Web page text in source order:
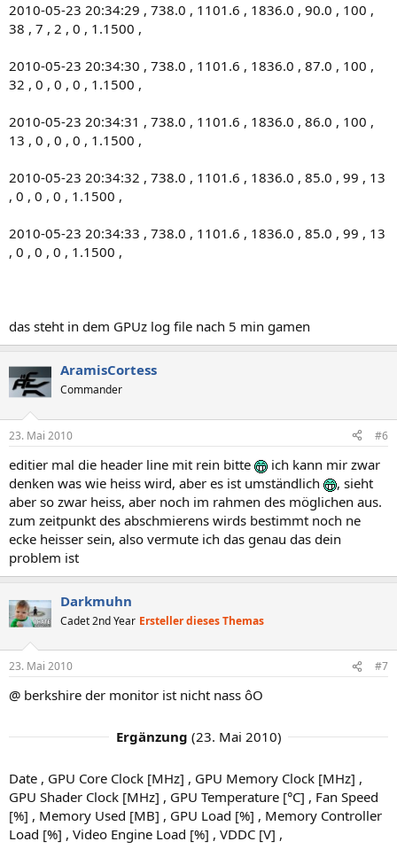
2010-05-23 20:34:29 , 738.0 , 1101.6 , 1836.0 , 90.0 , 100 ,
38 , 7 , 2 , 0 , 1.1500 ,
2010-05-23 20:34:30 , 738.0 , 1101.6 , 1836.0 , 87.0 , 100 ,
32 , 0 , 0 , 0 , 1.1500 ,
2010-05-23 20:34:31 , 738.0 , 1101.6 , 1836.0 , 86.0 , 100 ,
13 , 0 , 0 , 0 , 1.1500 ,
2010-05-23 20:34:32 , 738.0 , 1101.6 , 1836.0 , 85.0 , 99 , 13
, 0 , 0 , 0 , 1.1500 ,
2010-05-23 20:34:33 , 738.0 , 1101.6 , 1836.0 , 85.0 , 99 , 13
, 0 , 0 , 0 , 1.1500 ,
das steht in dem GPUz log file nach 5 min gamen
AramisCortess
Commander
23. Mai 2010 #6
editier mal die header line mit rein bitte
ich kann mir zwar
denken was wie heiss wird, aber es ist umständlich
, sieht
aber so zwar heiss, aber noch im rahmen des möglichen aus.
zum zeitpunkt des abschmierens wirds bestimmt noch ne
ecke heisser sein, also vermute ich das genau das dein
problem ist
Darkmuhn
Cadet 2nd Year Ersteller dieses Themas
23. Mai 2010 #7
@ berkshire der monitor ist nicht nass ôO
Ergänzung (23. Mai 2010)
Date , GPU Core Clock [MHz] , GPU Memory Clock [MHz] ,
GPU Shader Clock [MHz] , GPU Temperature [°C] , Fan Speed
[%] , Memory Used [MB] , GPU Load [%] , Memory Controller
Load [%] , Video Engine Load [%] , VDDC [V] ,